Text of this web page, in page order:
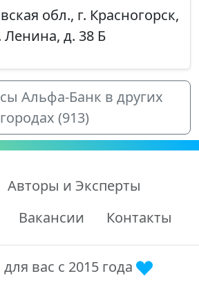
обл., г. Красногорск,
Ленина, д. 38 Б
Альфа-Банк в других
городах (913)
Авторы и Эксперты
Вакансии Контакты
вас с 2015 года